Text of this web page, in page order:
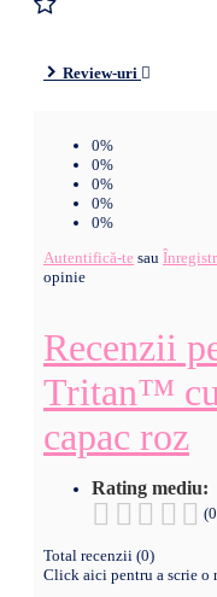
Review-uri
0%
0%
0%
0%
0%
Autentifică-te sau
opinie
Recenzii
Tritan™
capac roz
Rating mediu:
Total recenzii (0)
Click aici pentru a scrie o